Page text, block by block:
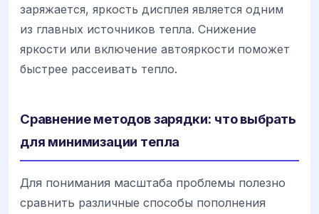
заряжается, яркость дисплея является одним
из главных источников тепла. Снижение
яркости или включение автояркости поможет
быстрее рассеивать тепло.
Сравнение методов зарядки: что выбрать
для минимизации тепла
Для понимания масштаба проблемы полезно
сравнить различные способы пополнения